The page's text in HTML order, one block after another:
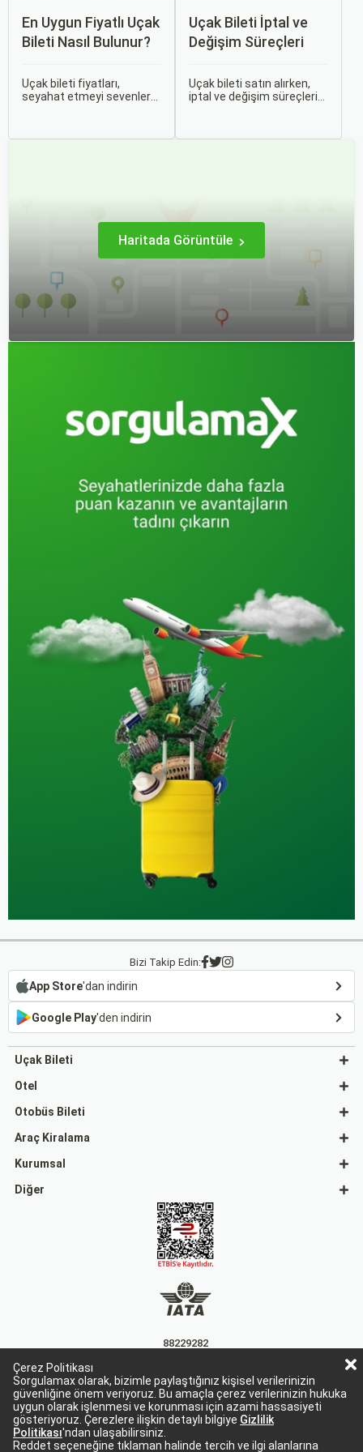
Çerez Politikası
Sorgulamax olarak, bizimle paylaştığınız kişisel verilerinizin
güvenliğine önem veriyoruz. Bu amaçla çerez verilerinizin hukuka
uygun olarak işlenmesi ve korunması için azami hassasiyeti
gösteriyoruz. Çerezlere ilişkin detaylı bilgiye Gizlilik
Politikası'ndan ulaşabilirsiniz.
Reddet seçeneğine tıklaman halinde tercih ve ilgi alanlarına
En Uygun Fiyatlı Uçak
Bileti Nasıl Bulunur?
Uçak bileti fiyatları,
seyahat etmeyi sevenler
Uçak Bileti İptal ve
Değişim Süreçleri
Uçak bileti satın alırken,
iptal ve değişim süreçlerini
değineceğiz.
Haritada Görüntüle
Bizi Takip Edin:
App Store'dan indirin
Google Play'den indirin
Uçak Bileti
Otel
Otobüs Bileti
Araç Kiralama
Kurumsal
Diğer
88229282
15863